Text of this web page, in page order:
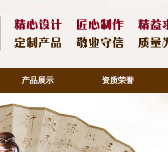
产品展示 资质荣誉